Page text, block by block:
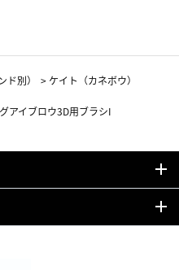
ド別） > ケイト（カネボウ）
アイブロウ3D用ブラシI